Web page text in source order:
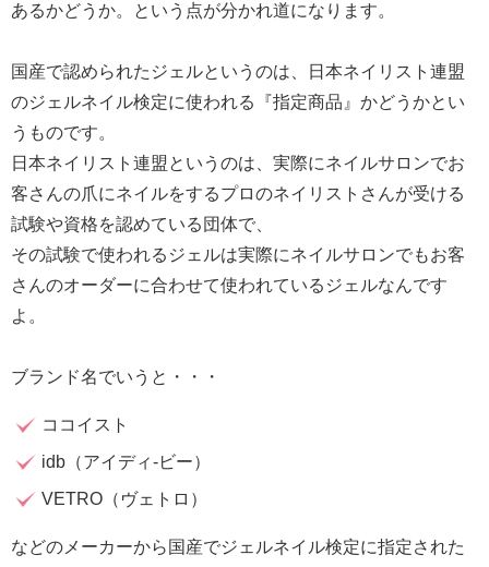
あるかどうか。という点が分かれ道になります。
国産で認められたジェルというのは、日本ネイリスト連盟
のジェルネイル検定に使われる『指定商品』かどうかとい
うものです。
日本ネイリスト連盟というのは、実際にネイルサロンでお
客さんの爪にネイルをするプロのネイリストさんが受ける
試験や資格を認めている団体で、
その試験で使われるジェルは実際にネイルサロンでもお客
さんのオーダーに合わせて使われているジェルなんです
よ。
ブランド名でいうと・・・
ココイスト
idb（アイディ-ビー）
VETRO（ヴェトロ）
などのメーカーから国産でジェルネイル検定に指定された